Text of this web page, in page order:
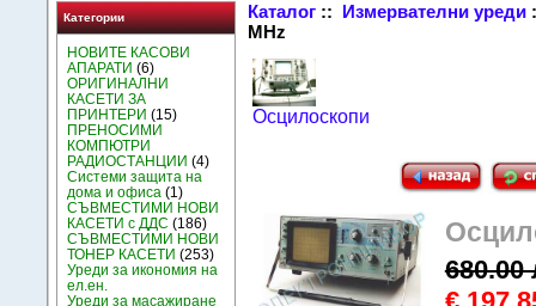
Категории
НОВИТЕ КАСОВИ
АПАРАТИ (6)
ОРИГИНАЛНИ
КАСЕТИ ЗА
ПРИНТЕРИ (15)
ПРЕНОСИМИ
КОМПЮТРИ
РАДИОСТАНЦИИ (4)
Системи защита на
дома и офиса (1)
СЪВМЕСТИМИ НОВИ
КАСЕТИ с ДДС (186)
СЪВМЕСТИМИ НОВИ
ТОНЕР КАСЕТИ (253)
Уреди за икономия на
ел.ен.
Уреди за масажиране
Каталог :: Измервателни уреди
MHz
Осцилоскопи
680.00